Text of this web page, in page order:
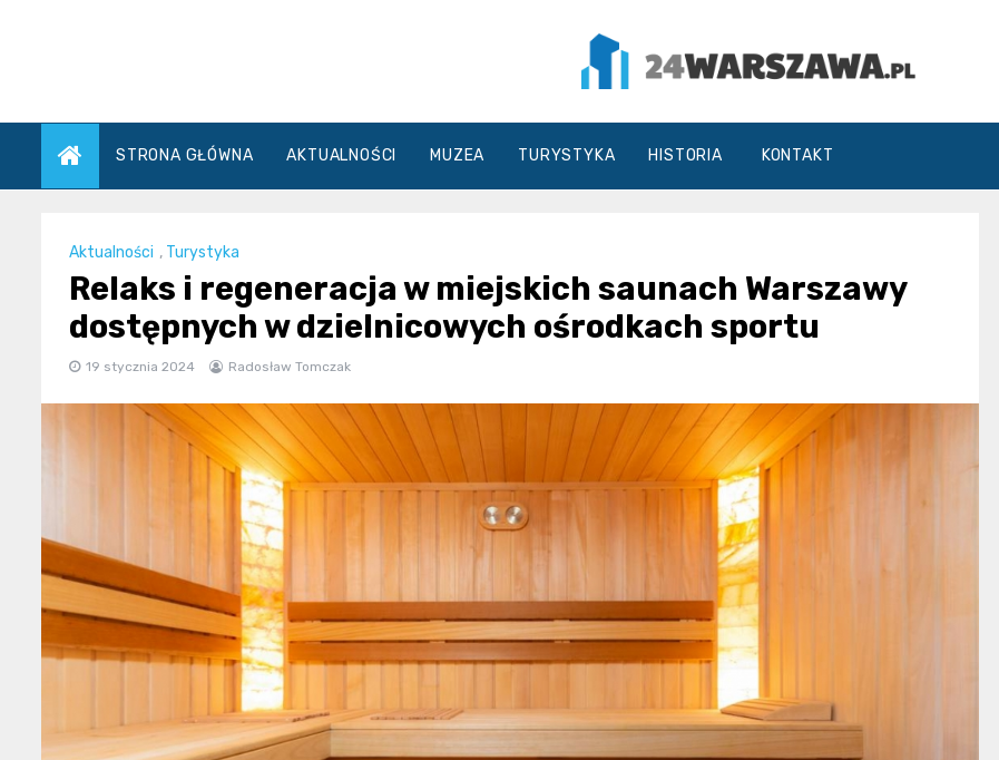
24Warszawa.pl
STRONA GŁÓWNA AKTUALNOŚCI MUZEA TURYSTYKA HISTORIA KONTAKT
Aktualności , Turystyka
Relaks i regeneracja w miejskich saunach Warszawy
dostępnych w dzielnicowych ośrodkach sportu
19 stycznia 2024 Radosław Tomczak